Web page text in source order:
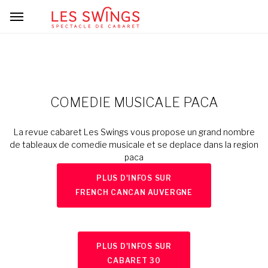
COMEDIE MUSICALE PACA
La revue cabaret Les Swings vous propose un grand nombre
de tableaux de comedie musicale et se deplace dans la region
paca
PLUS D'INFOS SUR
FRENCH CANCAN AUVERGNE
PLUS D'INFOS SUR
CABARET 30